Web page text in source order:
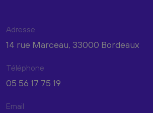
Adresse
14 rue Marceau, 33000 Bordeaux
Téléphone
05 56 17 75 19
Email